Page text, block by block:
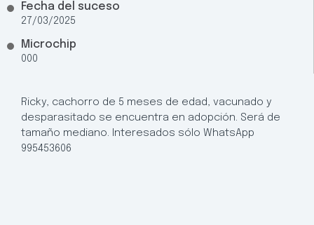
Fecha del suceso
27/03/2025
Microchip
000
Ricky, cachorro de 5 meses de edad, vacunado y
desparasitado se encuentra en adopción. Será de
tamaño mediano. Interesados sólo WhatsApp
995453606